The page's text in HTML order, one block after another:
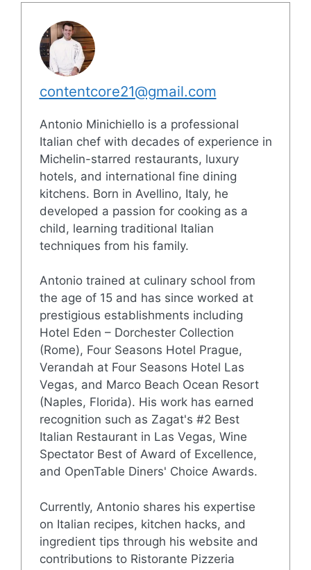
contentcore21@gmail.com
Antonio Minichiello is a professional
Italian chef with decades of experience in
Michelin-starred restaurants, luxury
hotels, and international fine dining
kitchens. Born in Avellino, Italy, he
developed a passion for cooking as a
child, learning traditional Italian
techniques from his family.
Antonio trained at culinary school from
the age of 15 and has since worked at
prestigious establishments including
Hotel Eden – Dorchester Collection
(Rome), Four Seasons Hotel Prague,
Verandah at Four Seasons Hotel Las
Vegas, and Marco Beach Ocean Resort
(Naples, Florida). His work has earned
recognition such as Zagat's #2 Best
Italian Restaurant in Las Vegas, Wine
Spectator Best of Award of Excellence,
and OpenTable Diners' Choice Awards.
Currently, Antonio shares his expertise
on Italian recipes, kitchen hacks, and
ingredient tips through his website and
contributions to Ristorante Pizzeria